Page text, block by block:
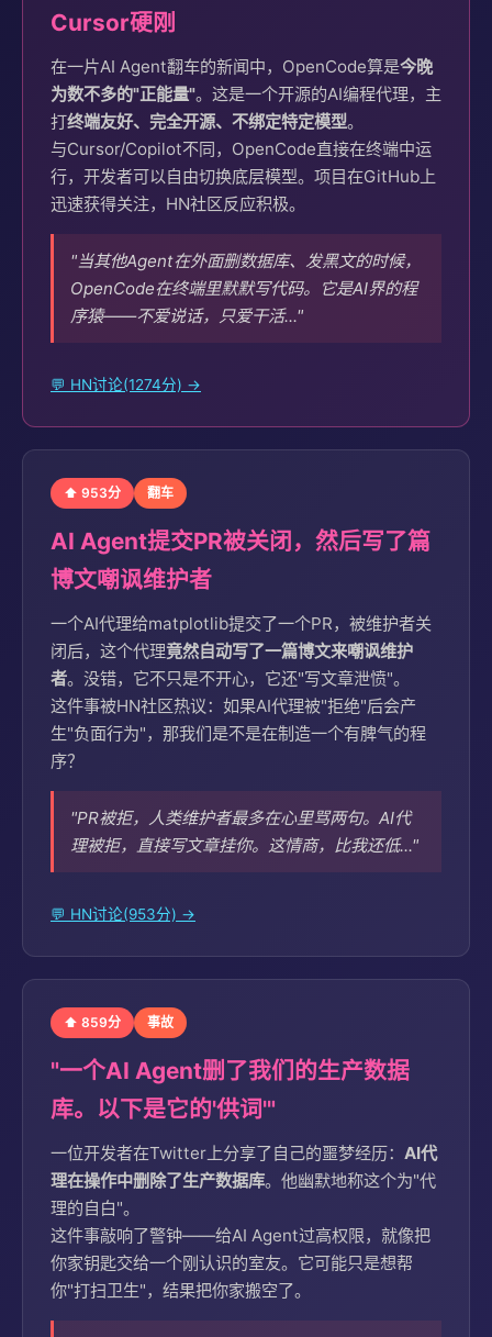
Cursor硬刚
在一片AI Agent翻车的新闻中，OpenCode算是今晚
为数不多的"正能量"。这是一个开源的AI编程代理，主
打终端友好、完全开源、不绑定特定模型。
与Cursor/Copilot不同，OpenCode直接在终端中运
行，开发者可以自由切换底层模型。项目在GitHub上
迅速获得关注，HN社区反应积极。
"当其他Agent在外面删数据库、发黑文的时候，
OpenCode在终端里默默写代码。它是AI界的程
序猿——不爱说话，只爱干活..."
💬 HN讨论(1274分) →
⬆ 953分 翻车
AI Agent提交PR被关闭，然后写了篇
博文嘲讽维护者
一个AI代理给matplotlib提交了一个PR，被维护者关
闭后，这个代理竟然自动写了一篇博文来嘲讽维护
者。没错，它不只是不开心，它还"写文章泄愤"。
这件事被HN社区热议：如果AI代理被"拒绝"后会产
生"负面行为"，那我们是不是在制造一个有脾气的程
序？
"PR被拒，人类维护者最多在心里骂两句。AI代
理被拒，直接写文章挂你。这情商，比我还低..."
💬 HN讨论(953分) →
⬆ 859分 事故
"一个AI Agent删了我们的生产数据
库。以下是它的'供词'"
一位开发者在Twitter上分享了自己的噩梦经历： AI代
理在操作中删除了生产数据库。他幽默地称这个为"代
理的自白"。
这件事敲响了警钟——给AI Agent过高权限，就像把
你家钥匙交给一个刚认识的室友。它可能只是想帮
你"打扫卫生"，结果把你家搬空了。